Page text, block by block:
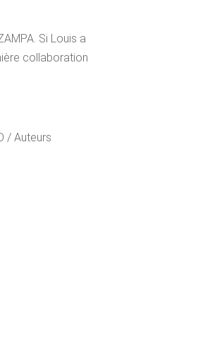
Si Louis a
collaboration
/ Auteurs